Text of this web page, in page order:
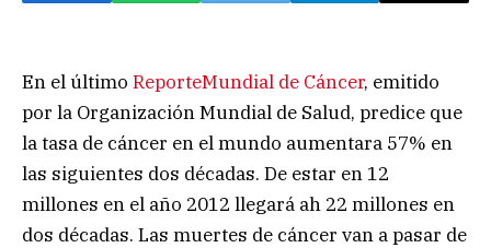
En el último ReporteMundial de Cáncer, emitido
por la Organización Mundial de Salud, predice que
la tasa de cáncer en el mundo aumentara 57% en
las siguientes dos décadas. De estar en 12
millones en el año 2012 llegará ah 22 millones en
dos décadas. Las muertes de cáncer van a pasar de